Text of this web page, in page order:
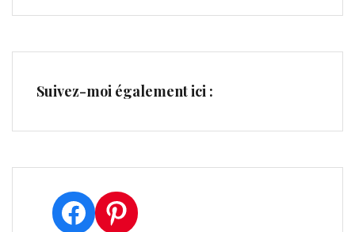
Suivez-moi également ici :
Facebook
Pinterest